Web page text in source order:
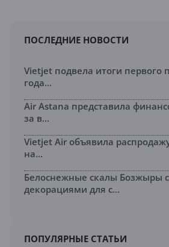
ПОСЛЕДНИЕ НОВОСТИ
Vietjet подвела итоги первого
года...
Air Astana представила
за в...
Vietjet Air объявила
на...
Белоснежные скалы Бозжыры
декорациями для с...
ПОПУЛЯРНЫЕ СТАТЬИ